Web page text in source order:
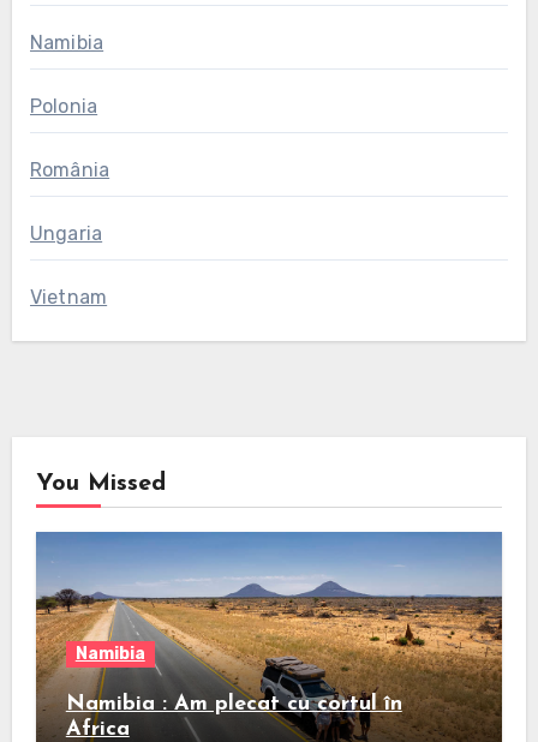
Namibia
Polonia
România
Ungaria
Vietnam
You Missed
Namibia
Namibia : Am plecat cu cortul în
Africa